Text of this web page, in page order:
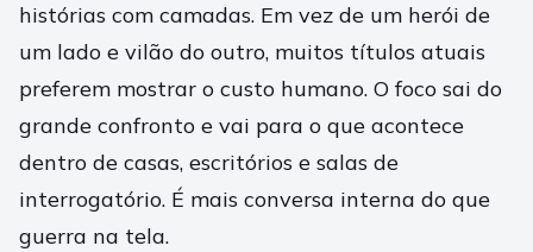
histórias com camadas. Em vez de um herói de
um lado e vilão do outro, muitos títulos atuais
preferem mostrar o custo humano. O foco sai do
grande confronto e vai para o que acontece
dentro de casas, escritórios e salas de
interrogatório. É mais conversa interna do que
guerra na tela.